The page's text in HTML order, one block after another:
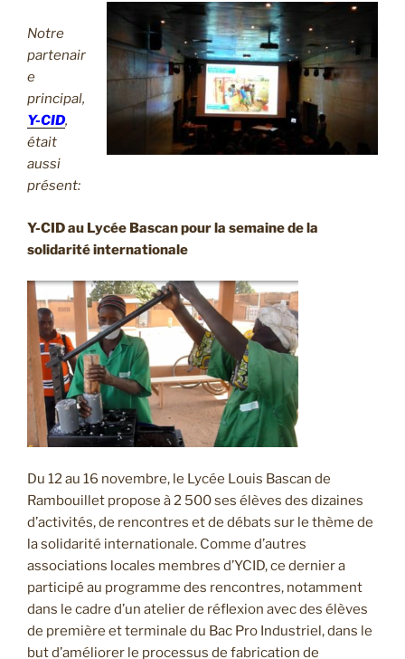
Notre
partenair
e
principal,
Y-CID,
était
aussi
présent:
Y-CID au Lycée Bascan pour la semaine de la
solidarité internationale
Du 12 au 16 novembre, le Lycée Louis Bascan de
Rambouillet propose à 2 500 ses élèves des dizaines
d’activités, de rencontres et de débats sur le thème de
la solidarité internationale. Comme d’autres
associations locales membres d’YCID, ce dernier a
participé au programme des rencontres, notamment
dans le cadre d’un atelier de réflexion avec des élèves
de première et terminale du Bac Pro Industriel, dans le
but d’améliorer le processus de fabrication de